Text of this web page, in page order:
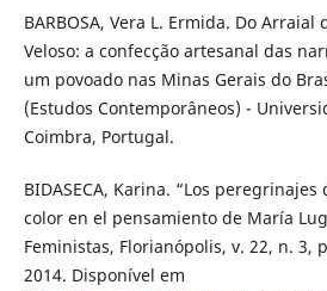
BARBOSA, Vera L. Ermida. Do
Veloso: a confecção artesanal das
um povoado nas Minas Gerais do
(Estudos Contemporâneos) -
Coimbra, Portugal.
BIDASECA, Karina. “Los
color en el pensamiento de María
Feministas, Florianópolis, v. 22, n. 3,
2014. Disponível em